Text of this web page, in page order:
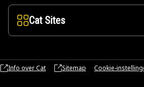
Cat Sites
Info over Cat Sitemap Cookie-